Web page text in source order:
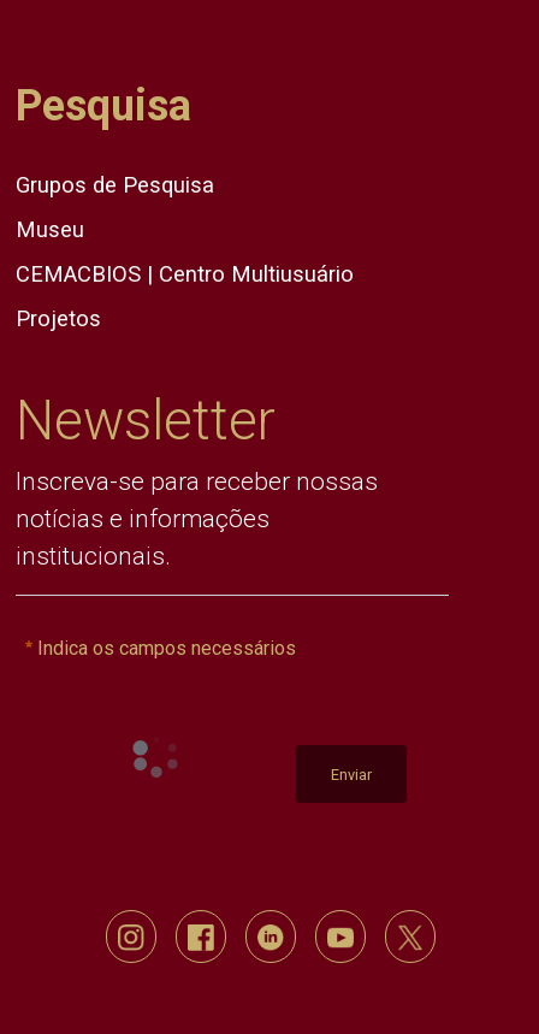
Pesquisa
Grupos de Pesquisa
Museu
CEMACBIOS | Centro Multiusuário
Projetos
Newsletter
Inscreva-se para receber nossas
notícias e informações
institucionais.
Indica os campos necessários
Enviar